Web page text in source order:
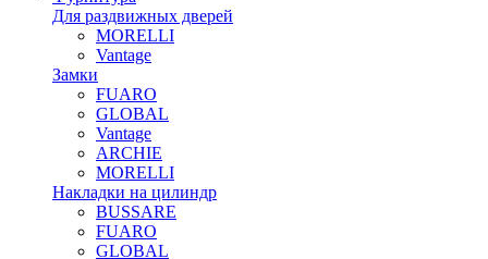
Для раздвижных дверей
MORELLI
Vantage
Замки
FUARO
GLOBAL
Vantage
ARCHIE
MORELLI
Накладки на цилиндр
BUSSARE
FUARO
GLOBAL